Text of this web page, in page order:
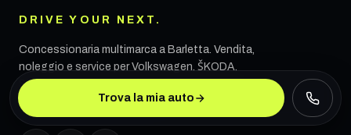
Trova la mia auto
DRIVE YOUR NEXT.
Concessionaria multimarca a Barletta. Vendita,
noleggio e service per Volkswagen, ŠKODA,
SEAT, CUPRA, VW Veicoli Commerciali, Land
Rover, Jaguar e CHANGAN.